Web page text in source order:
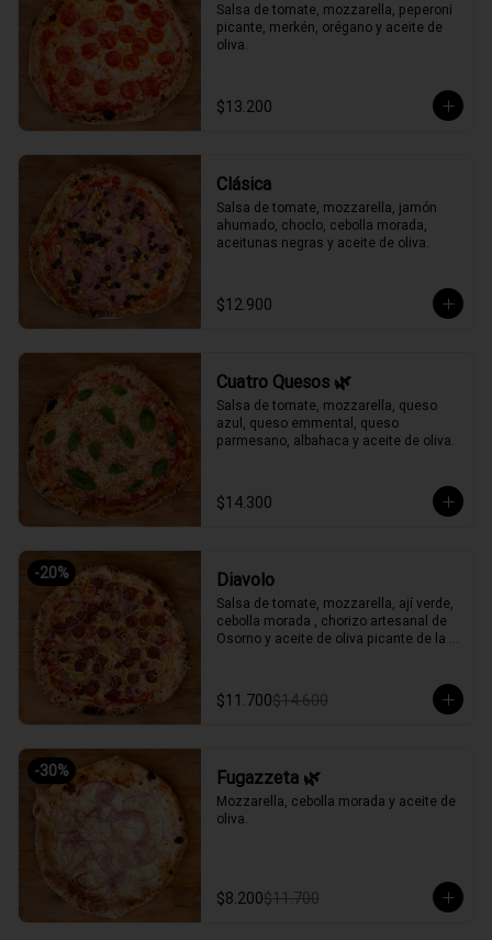
Salsa de tomate, mozzarella, peperoni
picante, merkén, orégano y aceite de
oliva.
$13.200
Clásica
Salsa de tomate, mozzarella, jamón
ahumado, choclo, cebolla morada,
aceitunas negras y aceite de oliva.
$12.900
Cuatro Quesos 🌿
Salsa de tomate, mozzarella, queso
azul, queso emmental, queso
parmesano, albahaca y aceite de oliva.
$14.300
-20% Diavolo
Salsa de tomate, mozzarella, ají verde,
cebolla morada , chorizo artesanal de
Osorno y aceite de oliva picante de la
$11.700$14.600
-30% Fugazzeta 🌿
Mozzarella, cebolla morada y aceite de
oliva.
$8.200$11.700